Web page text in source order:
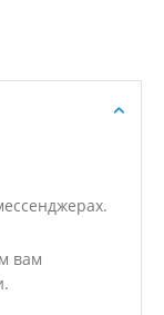
вам